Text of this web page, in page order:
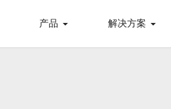
产品 解决方案